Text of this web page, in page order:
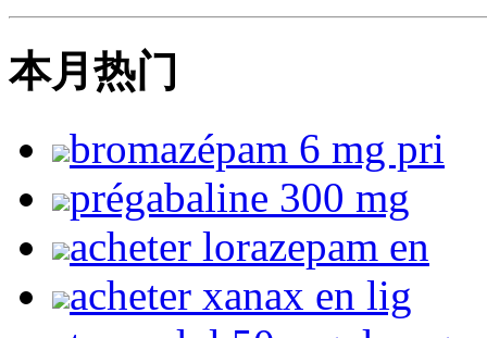
本月热门
bromazépam 6 mg pri
prégabaline 300 mg
acheter lorazepam en
acheter xanax en lig